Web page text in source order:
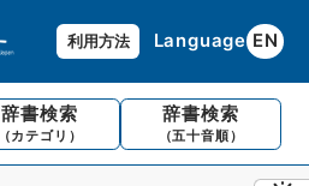
利用方法 Language EN
辞書検索
（カテゴリ）
辞書検索
（五十音順）